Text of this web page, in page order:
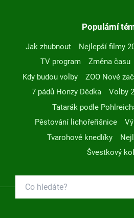
Populární
Jak zhubnout Nejlepší filmy
TV program
Změna času
Kdy budou volby
ZOO Nové
7 pádů Honzy Dědka
Volby
Tatarák podle
Pěstování lichořeřišnice
Tvarohové knedlíky
Švestkový